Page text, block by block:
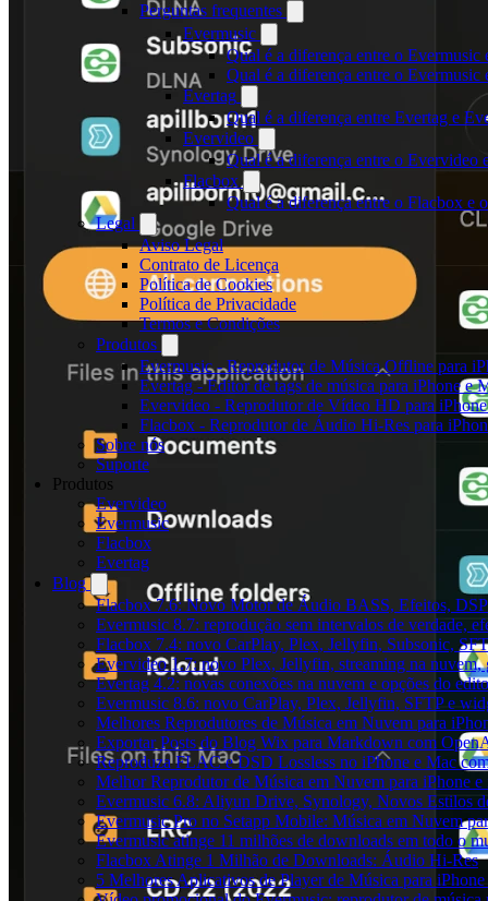
Perguntas frequentes
Evermusic
Qual é a diferença entre o Evermusic
Qual é a diferença entre o
Evertag
Qual é a diferença entre Evertag e
Evervideo
Qual é a diferença entre o Evervideo
Flacbox
Qual é a diferença entre o Flacbox e
Legal
Aviso Legal
Contrato de Licença
Política de Cookies
Política de Privacidade
Termos e Condições
Produtos
Evermusic - Reprodutor de Música Offline para
Evertag - Editor de tags de música para iPhone e
Evervideo - Reprodutor de Vídeo HD para
Flacbox - Reprodutor de Áudio Hi-Res para
Sobre nós
Suporte
Produtos
Evervideo
Evermusic
Flacbox
Evertag
Blog
Flacbox 7.6: Novo Motor de Áudio BASS, Efeitos,
Evermusic 8.7: reprodução sem intervalos de verdade,
Flacbox 7.4: novo CarPlay, Plex, Jellyfin, Subsonic,
Evervideo 1.7: novo Plex, Jellyfin, streaming na nuvem,
Evertag 4.2: novas conexões na nuvem e opções do
Evermusic 8.6: novo CarPlay, Plex, Jellyfin, SFTP e
Melhores Reprodutores de Música em Nuvem para
Exportar Posts do Blog Wix para Markdown com
Reproduza FLAC e DSD Lossless no iPhone e Mac
Melhor Reprodutor de Música em Nuvem para iPhone e
Evermusic 6.8: Aliyun Drive, Synology, Novos Estilos
Evermusic Pro no Setapp Mobile: Música em Nuvem
Evermusic atinge 11 milhões de downloads em todo o
Flacbox Atinge 1 Milhão de Downloads: Áudio Hi-Res
5 Melhores Aplicativos de Player de Música para